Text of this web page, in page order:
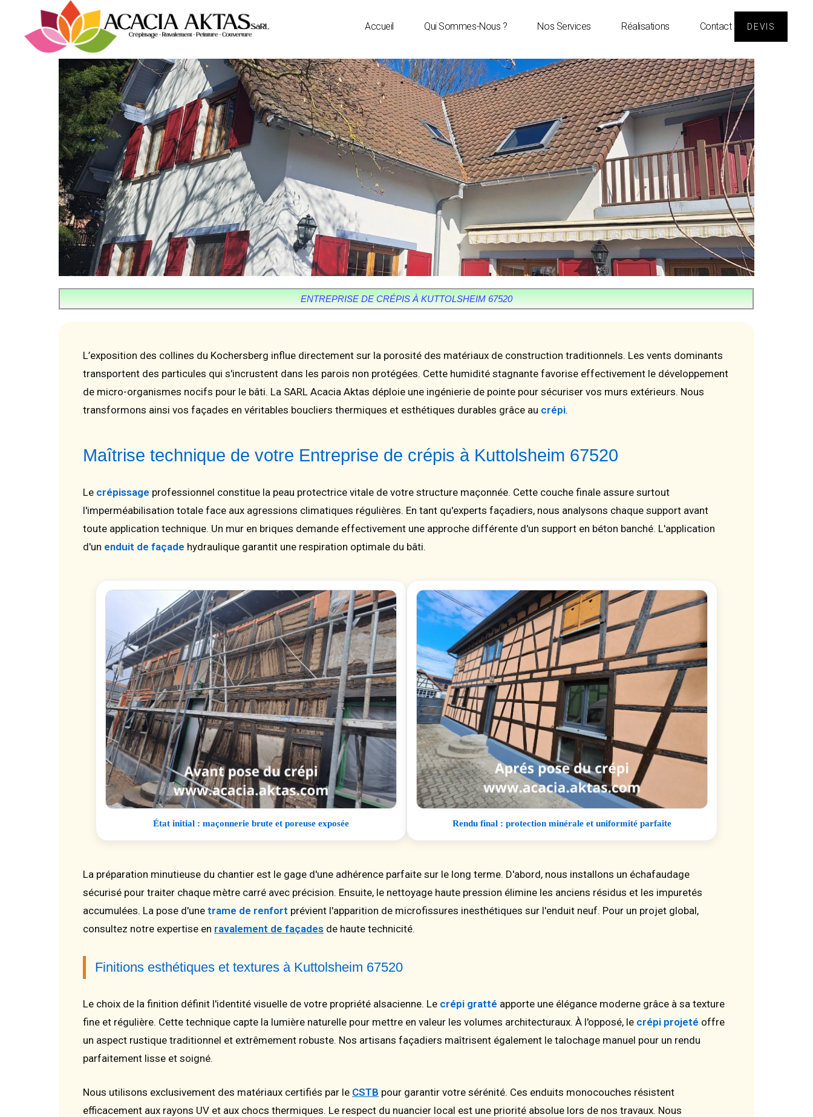
Accueil Qui Sommes-Nous ? Nos Services Réalisations Contact DEVIS
ENTREPRISE DE CRÉPIS À KUTTOLSHEIM 67520
L’exposition des collines du Kochersberg influe directement sur la porosité des matériaux de construction traditionnels. Les vents dominants
transportent des particules qui s'incrustent dans les parois non protégées. Cette humidité stagnante favorise effectivement le développement
de micro-organismes nocifs pour le bâti. La SARL Acacia Aktas déploie une ingénierie de pointe pour sécuriser vos murs extérieurs. Nous
transformons ainsi vos façades en véritables boucliers thermiques et esthétiques durables grâce au crépi.
Maîtrise technique de votre Entreprise de crépis à Kuttolsheim 67520
Le crépissage professionnel constitue la peau protectrice vitale de votre structure maçonnée. Cette couche finale assure surtout
l'imperméabilisation totale face aux agressions climatiques régulières. En tant qu'experts façadiers, nous analysons chaque support avant
toute application technique. Un mur en briques demande effectivement une approche différente d'un support en béton banché. L'application
d'un enduit de façade hydraulique garantit une respiration optimale du bâti.
État initial : maçonnerie brute et poreuse exposée Rendu final : protection minérale et uniformité parfaite
La préparation minutieuse du chantier est le gage d'une adhérence parfaite sur le long terme. D'abord, nous installons un échafaudage
sécurisé pour traiter chaque mètre carré avec précision. Ensuite, le nettoyage haute pression élimine les anciens résidus et les impuretés
accumulées. La pose d'une trame de renfort prévient l'apparition de microfissures inesthétiques sur l'enduit neuf. Pour un projet global,
consultez notre expertise en ravalement de façades de haute technicité.
Finitions esthétiques et textures à Kuttolsheim 67520
Le choix de la finition définit l'identité visuelle de votre propriété alsacienne. Le crépi gratté apporte une élégance moderne grâce à sa texture
fine et régulière. Cette technique capte la lumière naturelle pour mettre en valeur les volumes architecturaux. À l'opposé, le crépi projeté offre
un aspect rustique traditionnel et extrêmement robuste. Nos artisans façadiers maîtrisent également le talochage manuel pour un rendu
parfaitement lisse et soigné.
Nous utilisons exclusivement des matériaux certifiés par le CSTB pour garantir votre sérénité. Ces enduits monocouches résistent
efficacement aux rayons UV et aux chocs thermiques. Le respect du nuancier local est une priorité absolue lors de nos travaux. Nous